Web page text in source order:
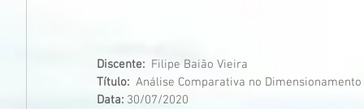
Discente:
  Filipe Baião Vieira
Título:
Análise Comparativa no Dimensionamento
Data: 30/07/2020